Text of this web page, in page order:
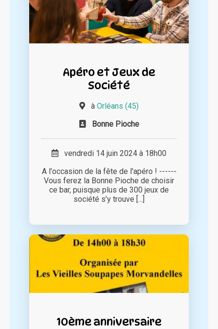
Apéro et Jeux de
Société
à Orléans (45)
Bonne Pioche
vendredi 14 juin 2024 à 18h00
A l'occasion de la fête de l'apéro ! ------
Vous ferez la Bonne Pioche de choisir
ce bar, puisque plus de 300 jeux de
société s’y trouve [...]
10ème anniversaire